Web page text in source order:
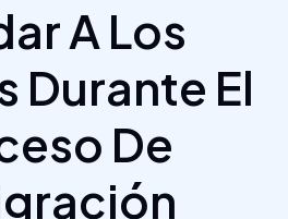
A Los
Durante El
De